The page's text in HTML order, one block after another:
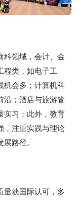
科领域，会计、金
程类，如电子工
机会多；计算机科
沿；酒店与旅游管
实习；此外，教育
，注重实践与理论
路径。
量获国际认可，多